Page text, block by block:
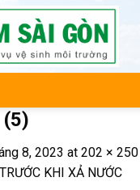
8, 2023 at 202 × 250
KHI XẢ NƯỚC